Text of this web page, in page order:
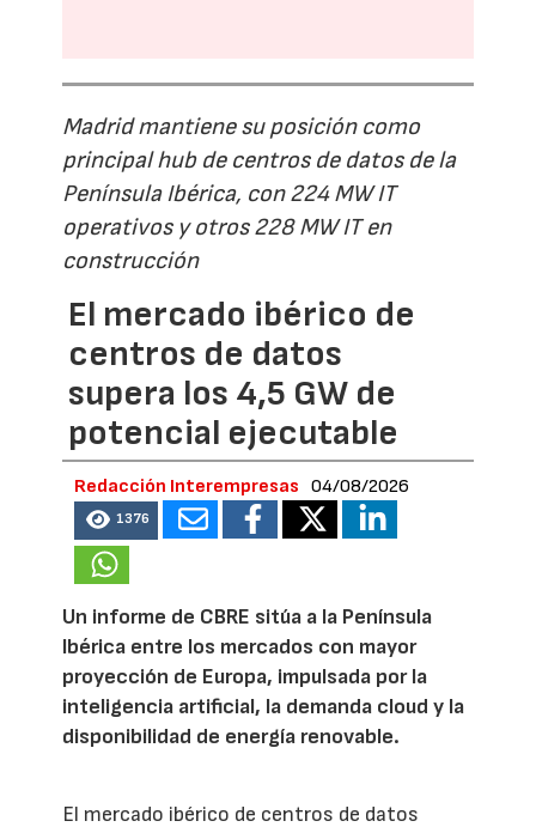
Madrid mantiene su posición como
principal hub de centros de datos de la
Península Ibérica, con 224 MW IT
operativos y otros 228 MW IT en
construcción
El mercado ibérico de
centros de datos
supera los 4,5 GW de
potencial ejecutable
Redacción Interempresas 04/08/2026
1376
Un informe de CBRE sitúa a la Península
Ibérica entre los mercados con mayor
proyección de Europa, impulsada por la
inteligencia artificial, la demanda cloud y la
disponibilidad de energía renovable.
El mercado ibérico de centros de datos